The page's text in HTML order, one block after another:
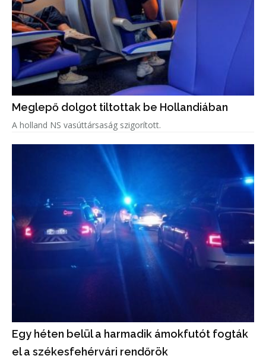
Meglepő dolgot tiltottak be Hollandiában
A holland NS vasúttársaság szigorított.
Egy héten belül a harmadik ámokfutót fogták
el a székesfehérvári rendőrök